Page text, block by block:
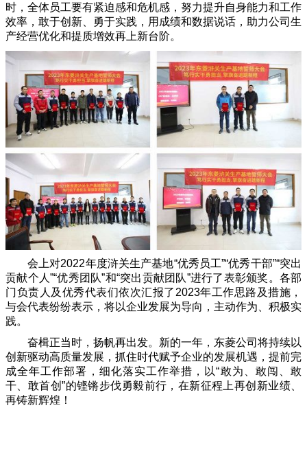
时，全体员工要有紧迫感和危机感，努力提升自身能力和工作
效率，敢于创新、勇于实践，用成绩和数据说话，助力公司生
产经营优化和提质增效再上新台阶。
会上对2022年度浒关生产基地“优秀员工”“优秀干部”“突出
贡献个人”“优秀团队”和“突出贡献团队”进行了表彰颁奖。各部
门负责人及优秀代表们依次汇报了2023年工作思路及措施，
与会代表纷纷表示，将以企业发展为导向，主动作为、积极实
践。
奋楫正当时，扬帆再出发。新的一年，东菱公司将持续以
创新驱动高质量发展，抓住时代赋予企业的发展机遇，提前完
成全年工作部署，细化落实工作举措，以“敢为、敢闯、敢
干、敢首创”的铿锵步伐勇毅前行，在新征程上再创新业绩、
再铸新辉煌！